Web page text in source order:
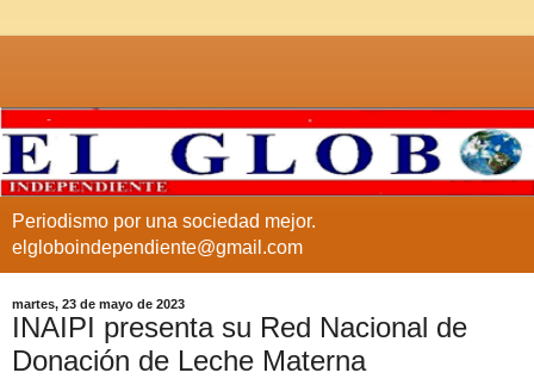
Periodismo por una sociedad mejor.
elgloboindependiente@gmail.com
martes, 23 de mayo de 2023
INAIPI presenta su Red Nacional de
Donación de Leche Materna